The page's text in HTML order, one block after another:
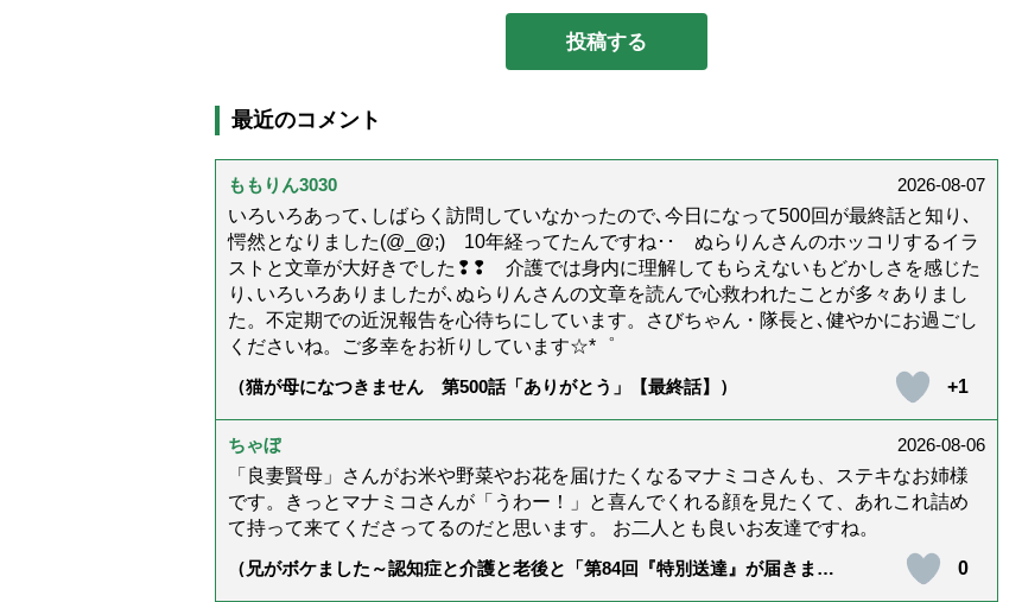
最近のコメント
ももりん3030
2026-08-07
いろいろあって､しばらく訪問していなかったので､今日になって500回が最終話と知り､
愕然となりました(@_@;) 10年経ってたんですね･･ ぬらりんさんのホッコリするイラ
ストと文章が大好きでした❢❢ 介護では身内に理解してもらえないもどかしさを感じた
り､いろいろありましたが､ぬらりんさんの文章を読んで心救われたことが多々ありまし
た。不定期での近況報告を心待ちにしています。さびちゃん・隊長と､健やかにお過ごし
くださいね。ご多幸をお祈りしています☆*゜
（猫が母になつきません 第500話「ありがとう」【最終話】）
+1
ちゃぼ
2026-08-06
「良妻賢母」さんがお米や野菜やお花を届けたくなるマナミコさんも、ステキなお姉様
です。きっとマナミコさんが「うわー！」と喜んでくれる顔を見たくて、あれこれ詰め
て持って来てくださってるのだと思います。 お二人とも良いお友達ですね。
（兄がボケました～認知症と介護と老後と「第84回『特別送達』が届きまし
0